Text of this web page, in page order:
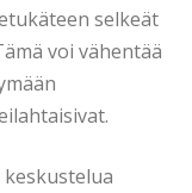
selkeät
voi vähentää